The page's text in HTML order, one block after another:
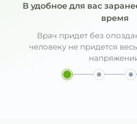
В удобное для вас
время
Врач придет без
человеку не придется